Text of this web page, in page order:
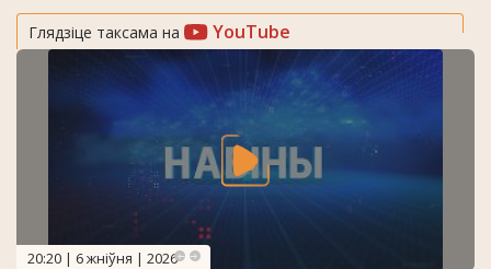
Глядзіце таксама на YouTube
20:20 | 6 жніўня | 2026